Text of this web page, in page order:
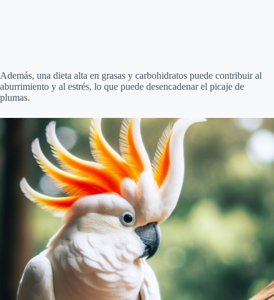
Además, una dieta alta en grasas y carbohidratos puede contribuir al
aburrimiento y al estrés, lo que puede desencadenar el picaje de
plumas.